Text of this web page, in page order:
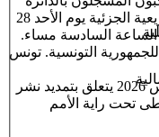
الانتخابية الكبارية ـ تونس للانتخابات التشريعية الجزئية يوم الأحد 28
إلى الساعة السادسة مساء.
للجمهورية التونسية. تونس
أمر عدد 43 لسنة 2026 مؤرّخ في 27 مارس 2026 يتعلق بتمديد نشر
تحت راية الأمم